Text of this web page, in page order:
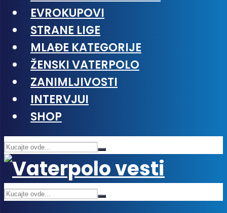
EVROKUPOVI
STRANE LIGE
MLAĐE KATEGORIJE
ŽENSKI VATERPOLO
ZANIMLJIVOSTI
INTERVJUI
SHOP